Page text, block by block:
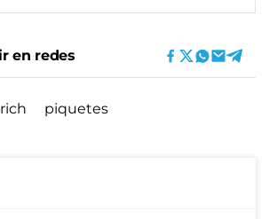
en redes
piquetes